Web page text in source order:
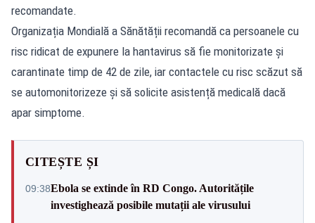
recomandate.
Organizația Mondială a Sănătății recomandă ca persoanele cu
risc ridicat de expunere la hantavirus să fie monitorizate și
carantinate timp de 42 de zile, iar contactele cu risc scăzut să
se automonitorizeze și să solicite asistență medicală dacă
apar simptome.
CITEȘTE ȘI
09:38Ebola se extinde în RD Congo. Autoritățile
investighează posibile mutații ale virusului